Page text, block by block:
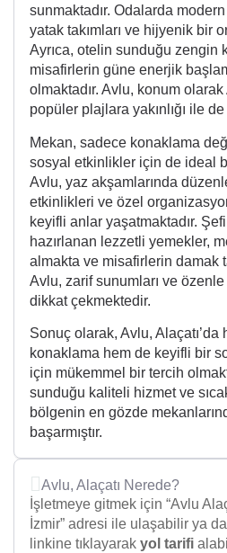
sunmaktadır. Odalarda
yatak takımları ve hijyenik bir
Ayrıca, otelin sunduğu zengin
misafirlerin güne enerjik
olmaktadır. Avlu, konum olarak
popüler plajlara yakınlığı ile
Mekan, sadece konaklama
sosyal etkinlikler için de ideal
Avlu, yaz akşamlarında
etkinlikleri ve özel
keyifli anlar yaşatmaktadır.
hazırlanan lezzetli yemekler,
almakta ve misafirlerin damak
Avlu, zarif sunumları ve
dikkat çekmektedir.
Sonuç olarak, Avlu, Alaçatı’da
konaklama hem de keyifli bir
için mükemmel bir tercih
sunduğu kaliteli hizmet ve
bölgenin en gözde
başarmıştır.
Avlu, Alaçatı Nerede?
İşletmeye gitmek için “Avlu
İzmir” adresi ile ulaşabilir ya
linkine tıklayarak yol tarifi